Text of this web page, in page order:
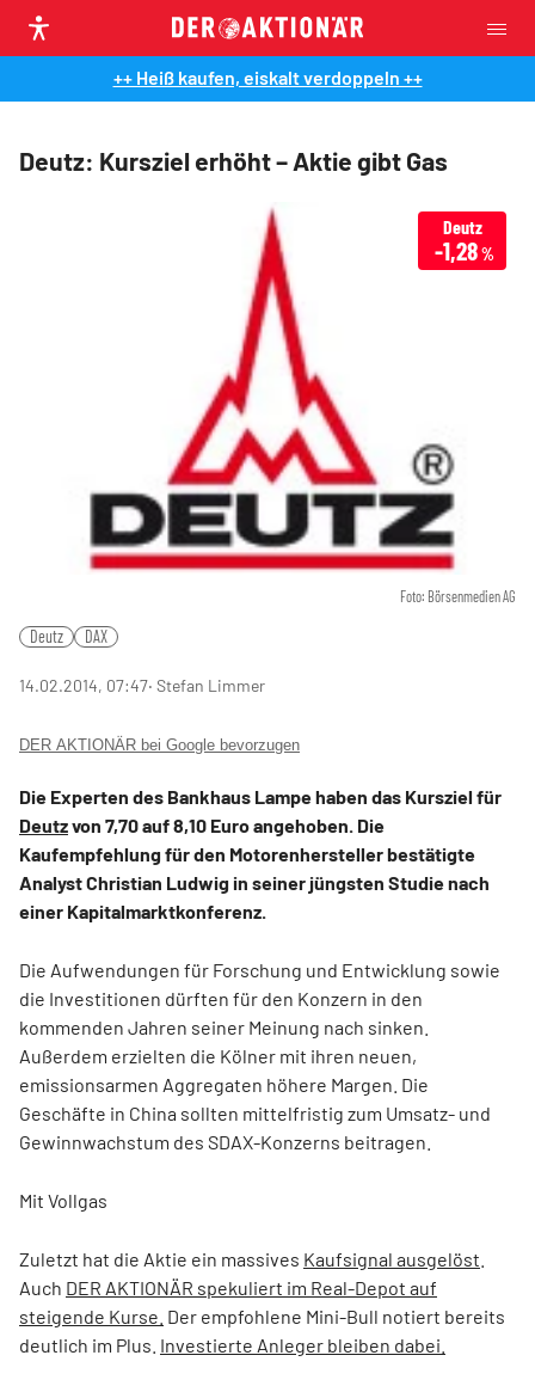
++ Heiß kaufen, eiskalt verdoppeln ++
Deutz: Kursziel erhöht – Aktie gibt Gas
Foto: Börsenmedien AG
Deutz
-1,28%
Deutz DAX
14.02.2014, 07:47‧ Stefan Limmer
DER AKTIONÄR bei Google bevorzugen
Die Experten des Bankhaus Lampe haben das Kursziel für
Deutzvon 7,70 auf 8,10 Euro angehoben. Die
Kaufempfehlung für den Motorenhersteller bestätigte
Analyst Christian Ludwig in seiner jüngsten Studie nach
einer Kapitalmarktkonferenz.
Die Aufwendungen für Forschung und Entwicklung sowie
die Investitionen dürften für den Konzern in den
kommenden Jahren seiner Meinung nach sinken.
Außerdem erzielten die Kölner mit ihren neuen,
emissionsarmen Aggregaten höhere Margen. Die
Geschäfte in China sollten mittelfristig zum Umsatz- und
Gewinnwachstum des SDAX-Konzerns beitragen.
Mit Vollgas
Zuletzt hat die Aktie ein massives Kaufsignal ausgelöst
Auch DER AKTIONÄR spekuliert im Real-Depot auf
steigende Kurse. Der empfohlene Mini-Bull notiert bereits
deutlich im Plus. Investierte Anleger bleiben dabei.